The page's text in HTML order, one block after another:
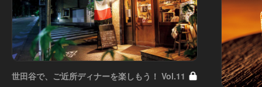
世田谷で、ご近所ディナーを楽しもう！ Vol.11